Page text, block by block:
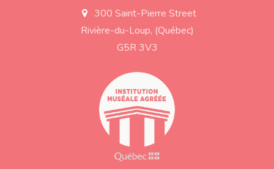
a
d
300 Saint-Pierre Street
Rivière-du-Loup, (Québec)
G5R 3V3